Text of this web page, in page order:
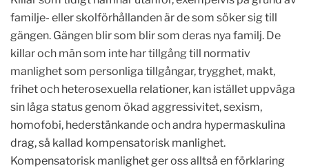
familje- eller skolförhållanden är de som söker sig till
gängen. Gängen blir som blir som deras nya familj. De
killar och män som inte har tillgång till normativ
manlighet som personliga tillgångar, trygghet, makt,
frihet och heterosexuella relationer, kan istället uppväga
sin låga status genom ökad aggressivitet, sexism,
homofobi, hederstänkande och andra hypermaskulina
drag, så kallad kompensatorisk manlighet.
Kompensatorisk manlighet ger oss alltså en förklaring